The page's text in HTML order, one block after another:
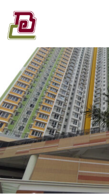
content
盈电工程有限公司